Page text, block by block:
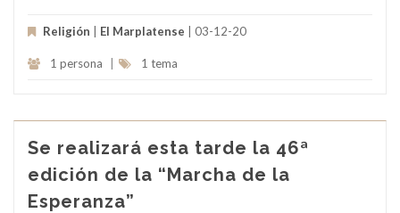
Religión El Marplatense | 03-12-20
1 persona 1 tema
Se realizará esta tarde la 46ª
edición de la “Marcha de la
Esperanza”